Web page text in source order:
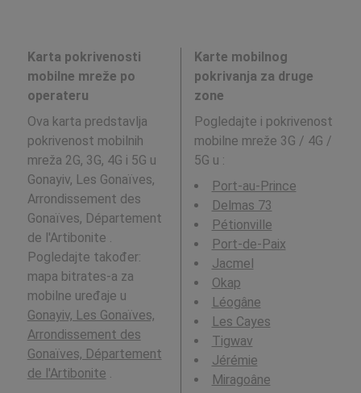
Karta pokrivenosti
mobilne mreže po
operateru
Ova karta predstavlja
pokrivenost mobilnih
mreža 2G, 3G, 4G i 5G u
Gonayiv, Les Gonaïves,
Arrondissement des
Gonaïves, Département
de l'Artibonite .
Pogledajte također:
mapa bitrates-a za
mobilne uređaje u
Gonayiv, Les Gonaïves,
Arrondissement des
Gonaïves, Département
de l'Artibonite .
Karte mobilnog
pokrivanja za druge
zone
Pogledajte i pokrivenost
mobilne mreže 3G / 4G /
5G u :
Port-au-Prince
Delmas 73
Pétionville
Port-de-Paix
Jacmel
Okap
Léogâne
Les Cayes
Tigwav
Jérémie
Miragoâne